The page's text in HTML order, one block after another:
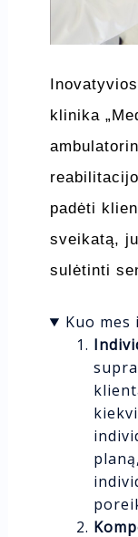
klinika
padėti
sveikatą,
sulėtinti
Kuo mes